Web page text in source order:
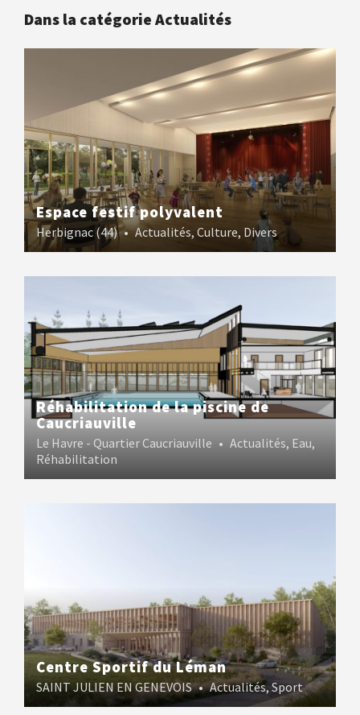
Dans la catégorie Actualités
Espace festif polyvalent
Herbignac (44) • Actualités, Culture, Divers
Réhabilitation de la piscine de
Caucriauville
Le Havre - Quartier Caucriauville • Actualités, Eau,
Réhabilitation
Centre Sportif du Léman
SAINT JULIEN EN GENEVOIS • Actualités, Sport